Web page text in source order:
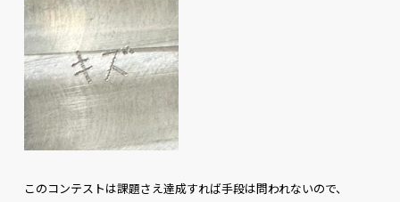
このコンテストは課題さえ達成すれば手段は問われないので、